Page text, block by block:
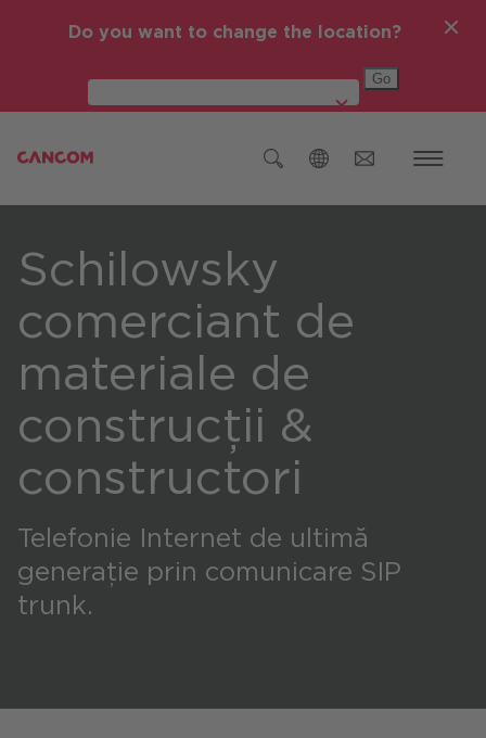
Do you want to change the location?
Portaluri / Magazine / Piață
Referințe
Austria (Deutsch)
Germania (Deutsch)
Republica Cehă (čeština)
România
Global (English)
Schilowsky
comerciant de
materiale de
construcții &
constructori
Telefonie Internet de ultimă
generație prin comunicare SIP
trunk.